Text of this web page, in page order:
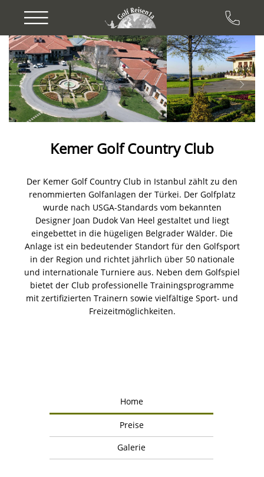
Previous Next
Kemer Golf Country Club
Der Kemer Golf Country Club in Istanbul zählt zu den
renommierten Golfanlagen der Türkei. Der Golfplatz
wurde nach USGA-Standards vom bekannten
Designer Joan Dudok Van Heel gestaltet und liegt
eingebettet in die hügeligen Belgrader Wälder. Die
Anlage ist ein bedeutender Standort für den Golfsport
in der Region und richtet jährlich über 50 nationale
und internationale Turniere aus. Neben dem Golfspiel
bietet der Club professionelle Trainingsprogramme
mit zertifizierten Trainern sowie vielfältige Sport- und
Freizeitmöglichkeiten.
Home
Preise
Galerie